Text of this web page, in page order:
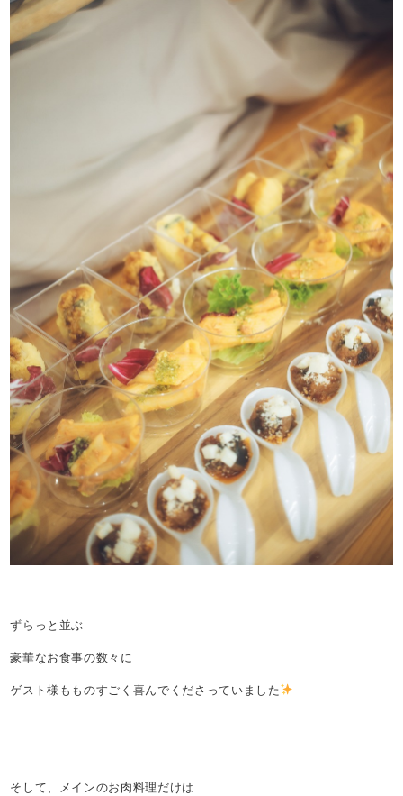
ずらっと並ぶ
豪華なお食事の数々に
ゲスト様もものすごく喜んでくださっていました
そして、メインのお肉料理だけは